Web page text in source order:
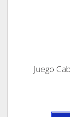
Juego